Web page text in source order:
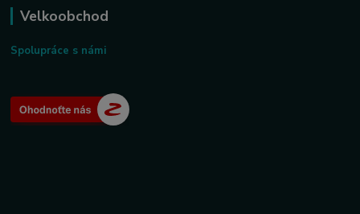
Velkoobchod
Spolupráce s námi